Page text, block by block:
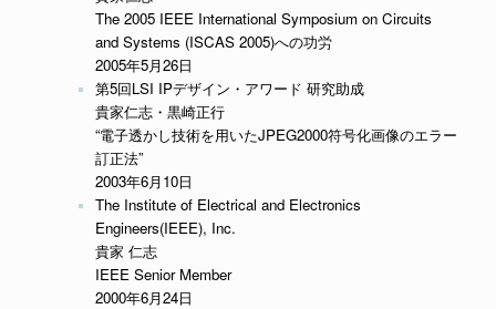
The 2005 IEEE International Symposium on Circuits
and Systems (ISCAS 2005)への功労
2005年5月26日
第5回LSI IPデザイン・アワード 研究助成
貴家仁志・黒崎正行
“電子透かし技術を用いたJPEG2000符号化画像のエラー
訂正法”
2003年6月10日
The Institute of Electrical and Electronics
Engineers(IEEE), Inc.
貴家 仁志
IEEE Senior Member
2000年6月24日